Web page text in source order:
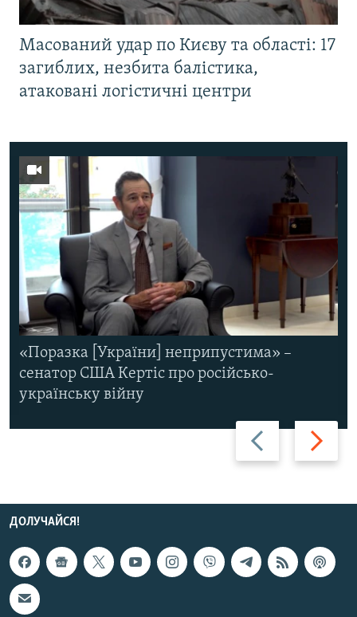
Масований удар по Києву та області: 17
загиблих, незбита балістика,
атаковані логістичні центри
Назад Вперед
«Поразка [України] неприпустима» –
сенатор США Кертіс про російсько-
українську війну
ДОЛУЧАЙСЯ!